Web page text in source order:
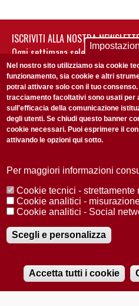
Audio
ISCRIVITI ALLA NOSTRA
Ogni settimana selezioniamo per
non perderti gli aggiornamenti
Accetto laPrivacy Policy
Redazione Copyright Privacy
© 2025 Università di Padova
Registrazione presso il Tribunale di
2012
Nel nostro sito utilizziamo sia cookie
funzionamento, sia cookie e altri
potrai attivare solo con il tuo
tracciamento facoltativi sono usati per
sull'efficacia della comunicazione
degli utenti. Se chiudi questo banner
cookie necessari. Puoi esprimere il
attivando le opzioni qui sotto.
Per maggiori informazioni
Cookie tecnici - strettamente
Cookie analitici -
Cookie analitici - Social
Scegli e personalizza
Accetta tutti i cookie